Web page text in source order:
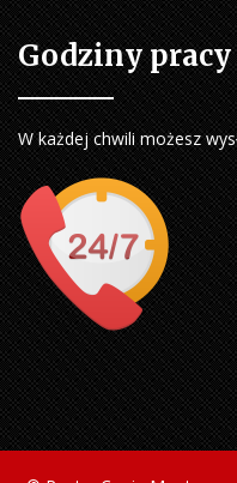
Godziny pracy
W każdej chwili możesz